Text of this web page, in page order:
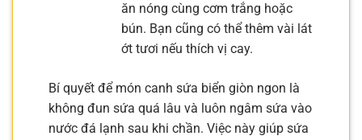
ăn nóng cùng cơm trắng hoặc
bún. Bạn cũng có thể thêm vài lát
ớt tươi nếu thích vị cay.
Bí quyết để món canh sứa biển giòn ngon là
không đun sứa quá lâu và luôn ngâm sứa vào
nước đá lạnh sau khi chần. Việc này giúp sứa